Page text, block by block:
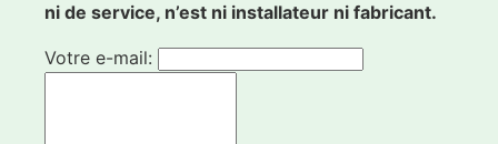
ni de service, n’est ni installateur ni fabricant.
Votre e-mail: